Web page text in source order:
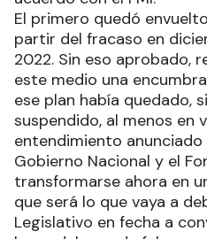
El primero quedó
partir del fracaso en
2022. Sin eso aprobado,
este medio una
ese plan había quedado,
suspendido, al menos en
entendimiento
Gobierno Nacional y el
transformarse ahora en
que será lo que vaya a
Legislativo en fecha a